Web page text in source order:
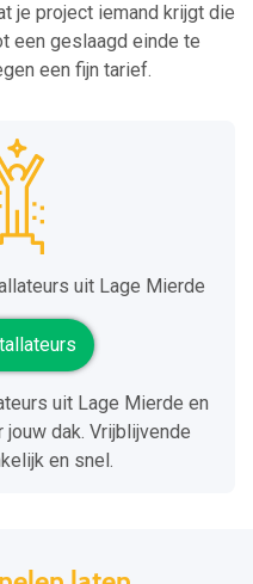
je project iemand krijgt die
een geslaagd einde te
een fijn tarief.
uit Lage Mierde
uit Lage Mierde en
dak. Vrijblijvende
en snel.